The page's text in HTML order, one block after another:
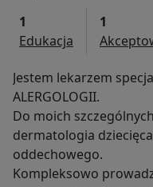
1
Edukacja
1
Jestem lekarzem
ALERGOLOGII.
Do moich
dermatologia
oddechowego.
Kompleksowo